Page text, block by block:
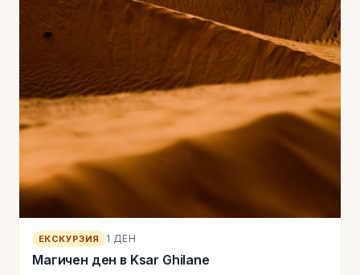
ЕКСКУРЗИЯ 1 ДЕН
Магичен ден в Ksar Ghilane